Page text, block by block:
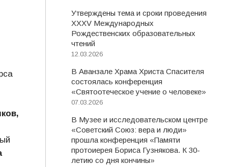
Утверждены тема и сроки проведения
XXXV Международных
Рождественских образовательных
чтений
12.03.2026
В Аванзале Храма Христа Спасителя
состоялась конференция
«Святоотеческое учение о человеке»
07.03.2026
В Музее и исследовательском центре
«Советский Союз: вера и люди»
прошла конференция «Памяти
протоиерея Бориса Гузнякова. К 30-
летию со дня кончины»